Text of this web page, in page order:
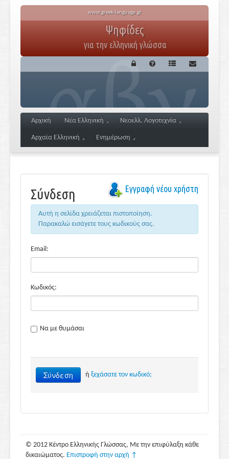
www.greek-language.gr
Ψηφίδες
για την ελληνική γλώσσα
Αρχική Νέα Ελληνική Νεοελλ. Λογοτεχνία
Αρχαία Ελληνική Ενημέρωση
Σύνδεση Εγγραφή νέου χρήστη
Αυτή η σελίδα χρειάζεται πιστοποίηση.
Παρακαλώ εισάγετε τους κωδικούς σας.
Email:
Κωδικός:
Να με θυμάσαι
Σύνδεση ή ξεχάσατε τον κωδικό;
© 2012 Κέντρο Ελληνικής Γλώσσας, Με την επιφύλαξη κάθε
δικαιώματος. Επιστροφή στην αρχή ↑